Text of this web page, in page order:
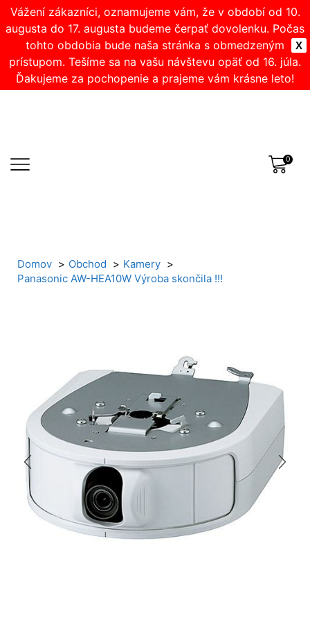
X
Vážení zákazníci, oznamujeme vám, že v období od 10.
augusta do 17. augusta budeme čerpať dovolenku. Počas
tohto obdobia bude naša stránka s obmedzeným
prístupom. Tešíme sa na vašu návštevu opäť od 16. júla.
Ďakujeme za pochopenie a prajeme vám krásne leto!
0
Domov Obchod
Kamery
Panasonic AW-HEA10W Výroba skončila !!!